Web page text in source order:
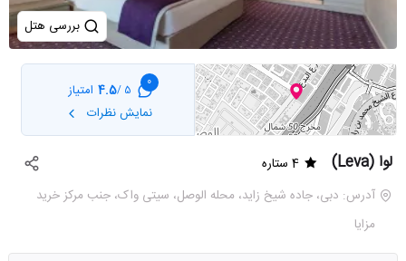
بررسی هتل
0
5 /
4.5 امتیاز
نمایش نظرات
لوا (Leva)
4 ستاره
آدرس: دبی، جاده شیخ زاید، محله الوصل، سیتی واک، جنب مرکز خرید
مزایا